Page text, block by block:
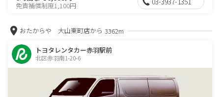
免責補償制度1,100円
おたからや 大山東町店から 3362m
トヨタレンタカー赤羽駅前
北区赤羽南1-20-6